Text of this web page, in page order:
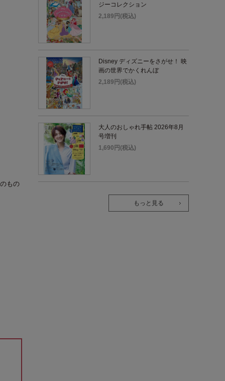
もの
ジーコレクション
2,189円(税込)
Disney ディズニーをさがせ！ 映
画の世界でかくれんぼ
2,189円(税込)
大人のおしゃれ手帖 2026年8月
号増刊
1,690円(税込)
もっと見る